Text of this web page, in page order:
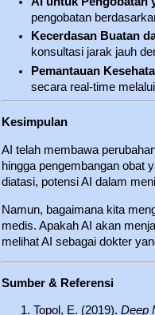
pengobatan
Kecerdasan Buatan
konsultasi jarak jauh
Pemantauan
secara real-time
Kesimpulan
AI telah membawa
hingga pengembangan obat
diatasi, potensi AI dalam
Namun, bagaimana kita
medis. Apakah AI akan
melihat AI sebagai dokter
Sumber & Referensi
Topol, E. (2019). Deep